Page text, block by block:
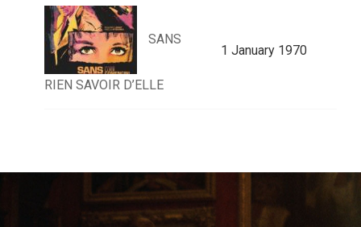
SANS
RIEN SAVOIR D’ELLE
1 January 1970